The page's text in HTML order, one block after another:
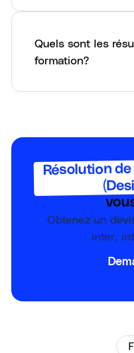
Quels sont les
formation?
Résolution
Obtenez un
inter,